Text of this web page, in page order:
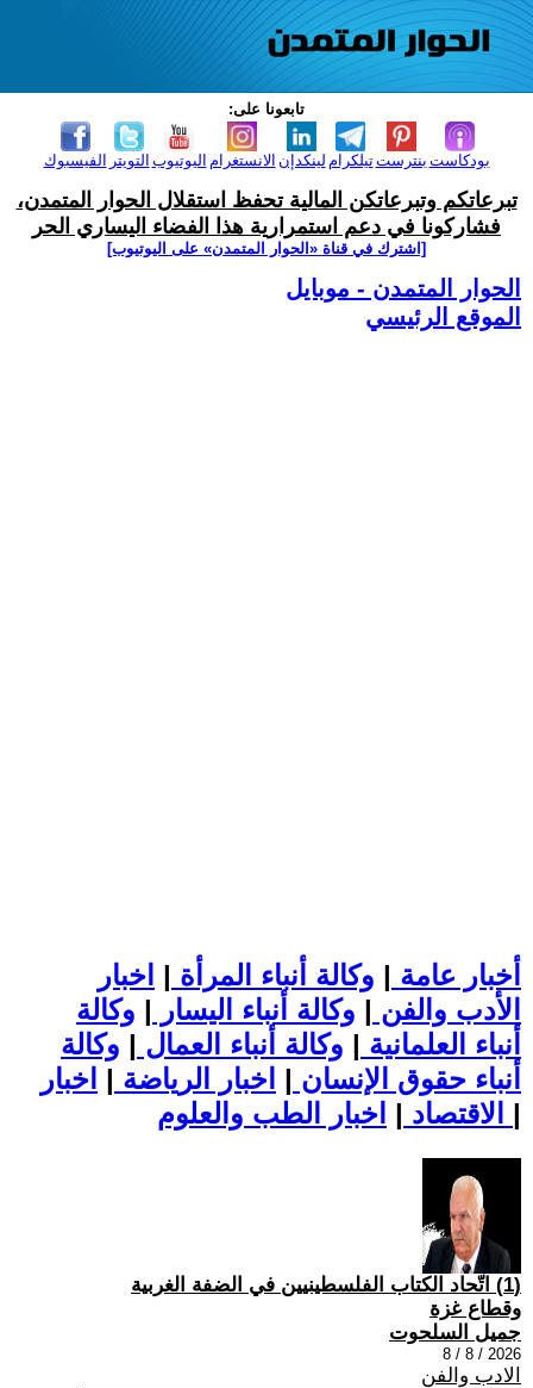
تابعونا على:
الفيسبوك التويتر اليوتيوب الانستغرام لينكدإن تيلكرامبنترست بودكاست
تبرعاتكم وتبرعاتكن المالية تحفظ استقلال الحوار المتمدن،
فشاركونا في دعم استمرارية هذا الفضاء اليساري الحر
[اشترك في قناة ‫«الحوار المتمدن» على اليوتيوب]
الحوار المتمدن - موبايل
الموقع الرئيسي
أخبار عامة | وكالة أنباء المرأة | اخبار
الأدب والفن | وكالة أنباء اليسار | وكالة
أنباء العلمانية | وكالة أنباء العمال | وكالة
أنباء حقوق الإنسان | اخبار الرياضة | اخبار
الاقتصاد | |
(1) اتّحاد الكتاب الفلسطينيين في الضفة الغربية
وقطاع غزة
جميل السلحوت
2026 / 8 / 8
الادب والفن